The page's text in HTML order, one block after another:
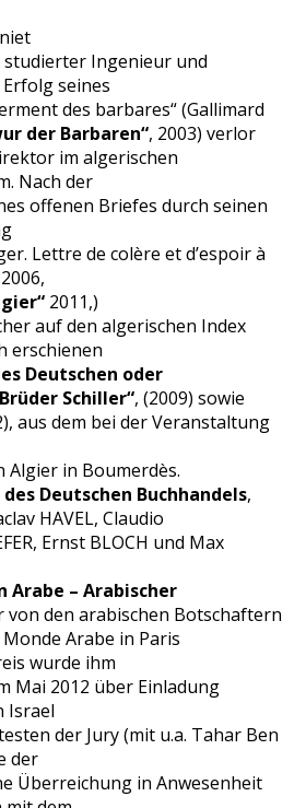
studierter Ingenieur und
seines
des barbares“ (Gallimard
der Barbaren“, 2003) verlor
im algerischen
Nach der
offenen Briefes durch seinen
Lettre de colère et d’espoir à
2011,)
auf den algerischen Index
erschienen
Deutschen oder
Schiller“, (2009) sowie
aus dem bei der Veranstaltung
Algier in Boumerdès.
Deutschen Buchhandels,
HAVEL, Claudio
Ernst BLOCH und Max
Arabe – Arabischer
von den arabischen Botschaftern
Arabe in Paris
wurde ihm
Mai 2012 über Einladung
Israel
der Jury (mit u.a. Tahar Ben
der
Überreichung in Anwesenheit